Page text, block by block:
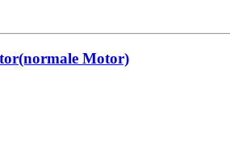
Motor)